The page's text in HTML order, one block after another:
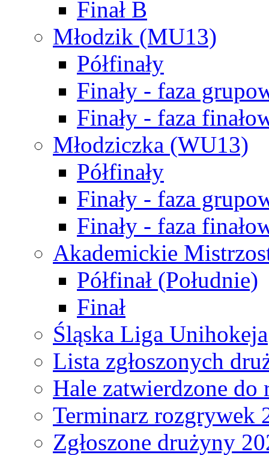
Finał B
Młodzik (MU13)
Półfinały
Finały - faza
Finały - faza
Młodziczka (WU13)
Półfinały
Finały - faza
Finały - faza
Akademickie
Półfinał (Południe)
Finał
Śląska Liga Unihokeja
Lista zgłoszonych
Hale zatwierdzone do
Terminarz rozgrywek
Zgłoszone drużyny